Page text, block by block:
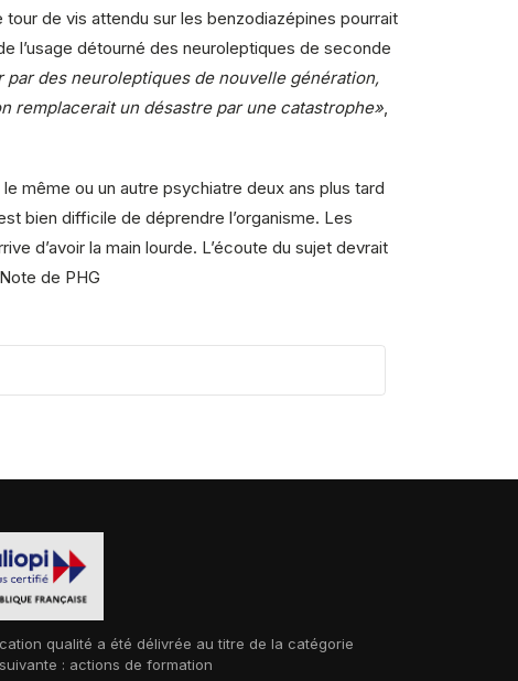
tour de vis attendu sur les benzodiazépines pourrait
l’usage détourné des neuroleptiques de seconde
par des neuroleptiques de nouvelle génération,
remplacerait un désastre par une catastrophe»
même ou un autre psychiatre deux ans plus tard
bien difficile de déprendre l’organisme. Les
d’avoir la main lourde. L’écoute du sujet devrait
de PHG
qualité a été délivrée au titre de la catégorie
: actions de formation